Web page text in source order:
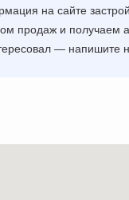
на сайте
продаж и получаем
—